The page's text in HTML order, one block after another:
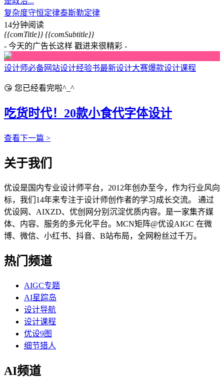
复杂度守恒定律泰斯勒定律
14分钟阅读
{{comTitle}} {{comSubtitle}}
- 今天的广告长这样 戳进来很精彩 -
设计师必备网站设计经验书最新设计大赛爆款设计课程
😘 您已经看完啦^_^
吃货时代！20款小食代字体设计
查看下一篇 >
关于我们
优设是国内专业设计师平台，2012年创办至今，作为行业风向
标，我们14年来专注于设计师创作者的学习成长交流。 通过
优设网、AIXZD、优创网分别沉淀优质内容。是一家集齐媒
体、内容、服务的多元化平台。MCN矩阵@优设AIGC 在微
博、微信、小红书、抖音、B站布局，全网粉丝过千万。
热门频道
AIGC专题
AI星踪岛
设计导航
设计课程
优设9图
细节猎人
AI频道